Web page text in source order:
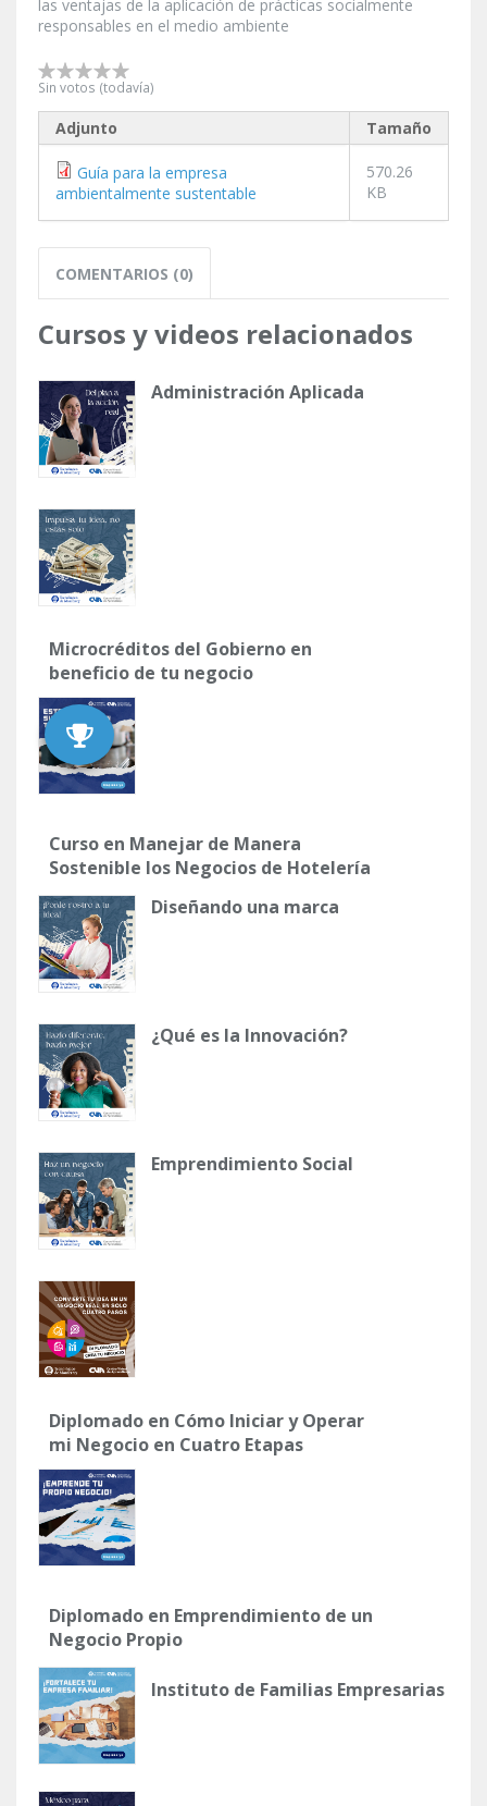
las ventajas de la aplicación de prácticas socialmente
responsables en el medio ambiente
Sin votos (todavía)
Adjunto Tamaño
Guía para la empresa
ambientalmente sustentable
570.26
KB
COMENTARIOS (0)
Cursos y videos relacionados
Administración Aplicada
Microcréditos del Gobierno en
beneficio de tu negocio
Curso en Manejar de Manera
Sostenible los Negocios de Hotelería
Diseñando una marca
¿Qué es la Innovación?
Emprendimiento Social
Diplomado en Cómo Iniciar y Operar
mi Negocio en Cuatro Etapas
Diplomado en Emprendimiento de un
Negocio Propio
Instituto de Familias Empresarias